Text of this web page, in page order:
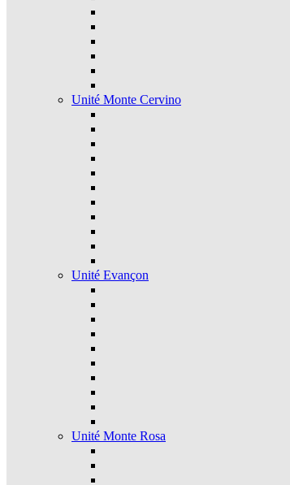
Unité Monte Cervino
Unité Evançon
Unité Monte Rosa